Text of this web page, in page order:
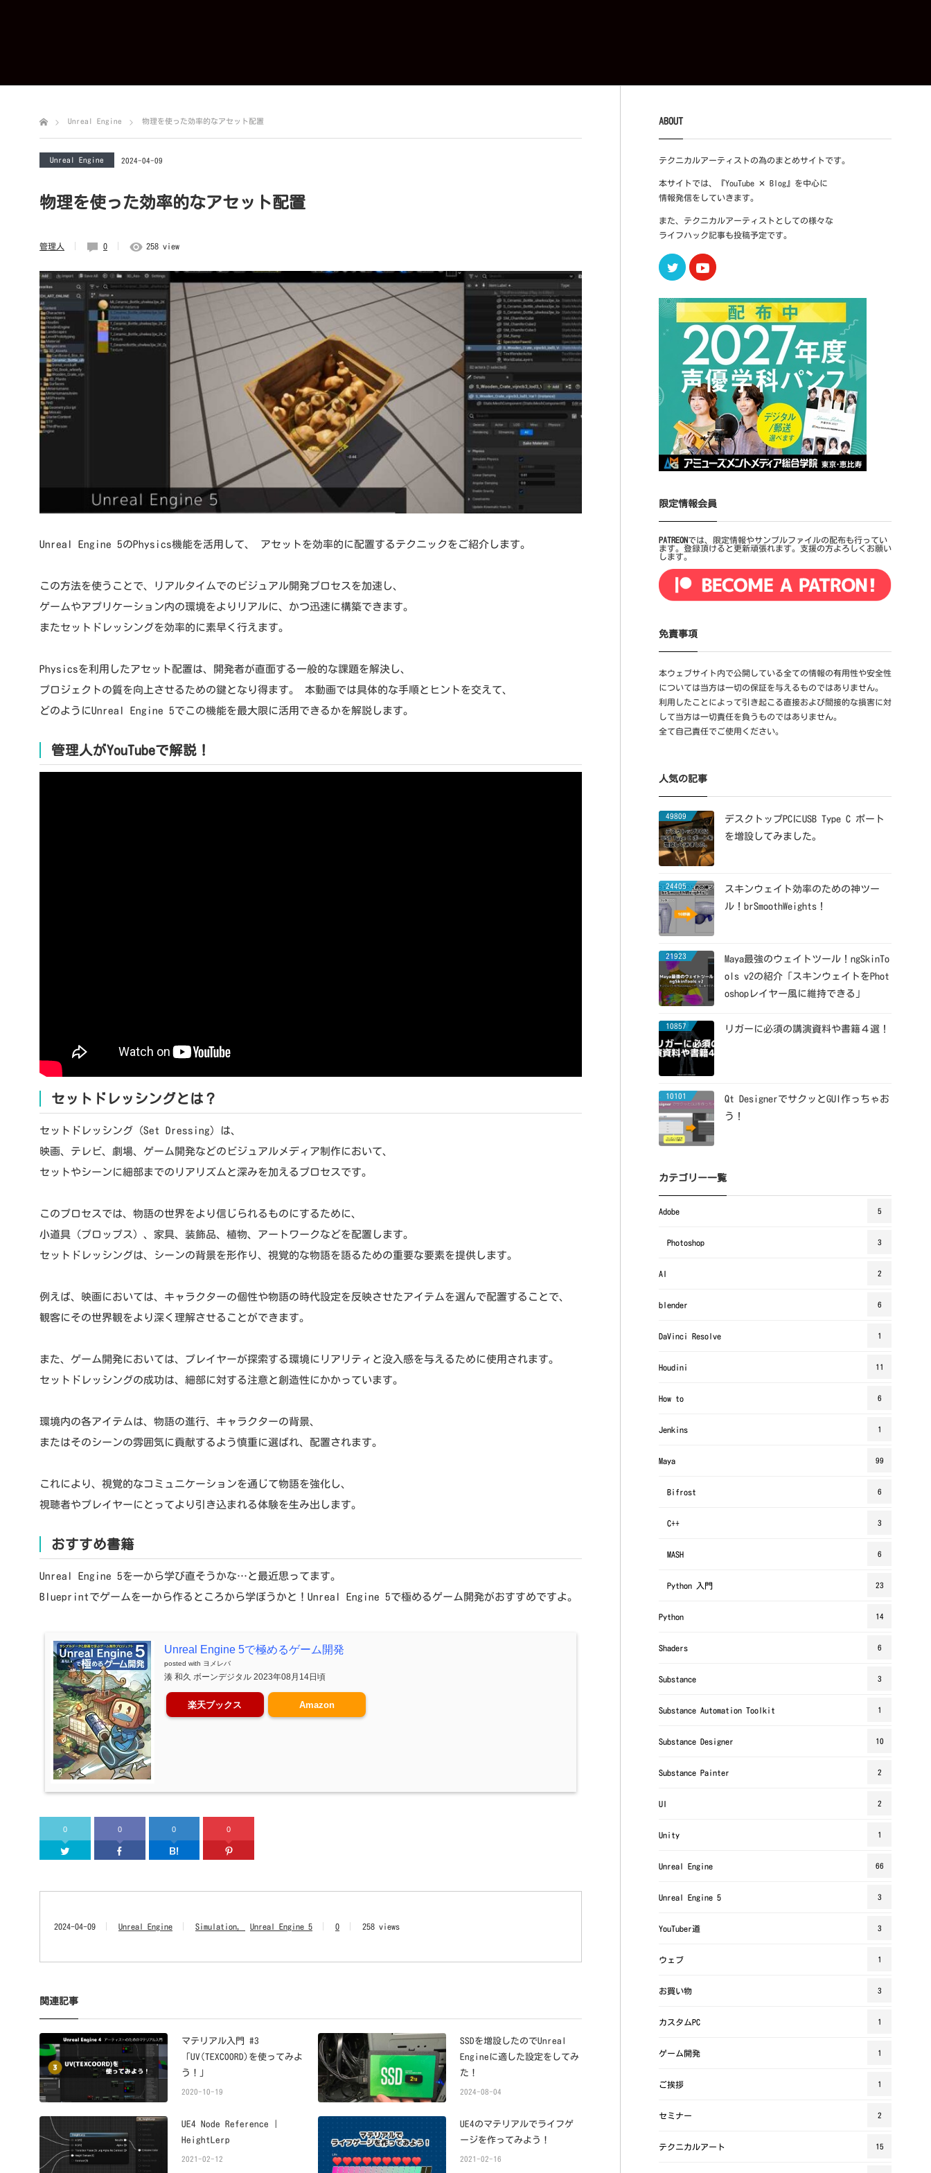
Unreal Engine 物理を使った効率的なアセット配置
Unreal Engine 2024-04-09
物理を使った効率的なアセット配置
管理人 0 258 view
Unreal Engine 5のPhysics機能を活用して、 アセットを効率的に配置するテクニックをご紹介します。
この方法を使うことで、リアルタイムでのビジュアル開発プロセスを加速し、
ゲームやアプリケーション内の環境をよりリアルに、かつ迅速に構築できます。
またセットドレッシングを効率的に素早く行えます。
Physicsを利用したアセット配置は、開発者が直面する一般的な課題を解決し、
プロジェクトの質を向上させるための鍵となり得ます。 本動画では具体的な手順とヒントを交えて、
どのようにUnreal Engine 5でこの機能を最大限に活用できるかを解説します。
管理人がYouTubeで解説！
セットドレッシングとは？
セットドレッシング（Set Dressing）は、
映画、テレビ、劇場、ゲーム開発などのビジュアルメディア制作において、
セットやシーンに細部までのリアリズムと深みを加えるプロセスです。
このプロセスでは、物語の世界をより信じられるものにするために、
小道具（プロップス）、家具、装飾品、植物、アートワークなどを配置します。
セットドレッシングは、シーンの背景を形作り、視覚的な物語を語るための重要な要素を提供します。
例えば、映画においては、キャラクターの個性や物語の時代設定を反映させたアイテムを選んで配置することで、
観客にその世界観をより深く理解させることができます。
また、ゲーム開発においては、プレイヤーが探索する環境にリアリティと没入感を与えるために使用されます。
セットドレッシングの成功は、細部に対する注意と創造性にかかっています。
環境内の各アイテムは、物語の進行、キャラクターの背景、
またはそのシーンの雰囲気に貢献するよう慎重に選ばれ、配置されます。
これにより、視覚的なコミュニケーションを通じて物語を強化し、
視聴者やプレイヤーにとってより引き込まれる体験を生み出します。
おすすめ書籍
Unreal Engine 5を一から学び直そうかな…と最近思ってます。
Blueprintでゲームを一から作るところから学ぼうかと！Unreal Engine 5で極めるゲーム開発がおすすめですよ。
Unreal Engine 5で極めるゲーム開発
posted with ヨメレバ
湊 和久 ボーンデジタル 2023年08月14日頃
楽天ブックス Amazon
0
Twitter
0
Facebook
0
はてなブックマーク
0
2024-04-09 Unreal Engine Simulation Unreal Engine 5 0 258 views
関連記事
マテリアル入門 #3
「UV(TEXCOORD)を使ってみよ
う！」
2020-10-19
SSDを増設したのでUnreal
Engineに適した設定をしてみ
た！
2024-08-04
UE4 Node Reference |
HeightLerp
2021-02-12
UE4のマテリアルでライフゲ
ージを作ってみよう！
2021-02-16
ABOUT
テクニカルアーティストの為のまとめサイトです。
本サイトでは、『YouTube ✕ Blog』を中心に
情報発信をしていきます。
また、テクニカルアーティストとしての様々な
ライフハック記事も投稿予定です。
Twitter
限定情報会員
PATREONでは、限定情報やサンプルファイルの配布も行ってい
ます。登録頂けると更新頑張れます。支援の方よろしくお願い
します。
免責事項
本ウェブサイト内で公開している全ての情報の有用性や安全性
については当方は一切の保証を与えるものではありません。
利用したことによって引き起こる直接および間接的な損害に対
して当方は一切責任を負うものではありません。
全て自己責任でご使用ください。
人気の記事
49809
デスクトップPCにUSB Type C ポート
を増設してみました。
24405
スキンウェイト効率のための神ツー
ル！brSmoothWeights！
21923
Maya最強のウェイトツール！ngSkinTo
ols v2の紹介「スキンウェイトをPhot
oshopレイヤー風に維持できる」
10857 リガーに必須の講演資料や書籍４選！
10101
Qt DesignerでサクッとGUI作っちゃお
う！
カテゴリー一覧
Adobe 5
Photoshop 3
AI 2
blender 6
DaVinci Resolve 1
Houdini 11
How to 6
Jenkins 1
Maya 99
Bifrost 6
C++ 3
MASH 6
Python 入門 23
Python 14
Shaders 6
Substance 3
Substance Automation Toolkit 1
Substance Designer 10
Substance Painter 2
UI 2
Unity 1
Unreal Engine 66
Unreal Engine 5 3
YouTuber道 3
ウェブ 1
お買い物 3
カスタムPC 1
ゲーム開発 1
ご挨拶 1
セミナー 2
テクニカルアート 15